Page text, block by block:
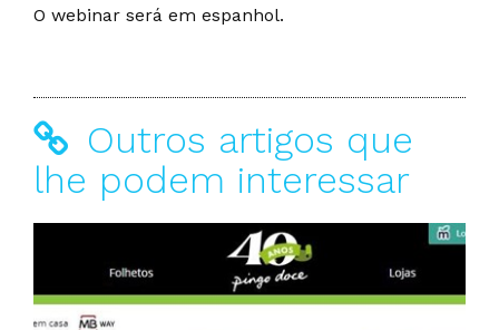
O webinar será em espanhol.
Outros artigos que
lhe podem interessar